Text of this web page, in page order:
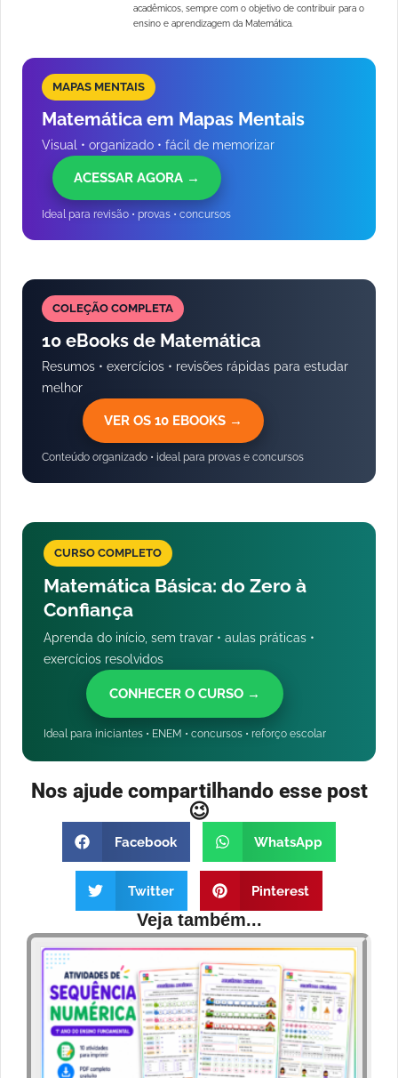
acadêmicos, sempre com o objetivo de contribuir para o
ensino e aprendizagem da Matemática.
MAPAS MENTAIS
Matemática em Mapas Mentais
Visual • organizado • fácil de memorizar
ACESSAR AGORA →
Ideal para revisão • provas • concursos
COLEÇÃO COMPLETA
10 eBooks de Matemática
Resumos • exercícios • revisões rápidas para estudar
melhor
VER OS 10 EBOOKS →
Conteúdo organizado • ideal para provas e concursos
CURSO COMPLETO
Matemática Básica: do Zero à
Confiança
Aprenda do início, sem travar • aulas práticas •
exercícios resolvidos
CONHECER O CURSO →
Ideal para iniciantes • ENEM • concursos • reforço escolar
Nos ajude compartilhando esse post
😉
Facebook WhatsApp
Twitter Pinterest
Veja também...